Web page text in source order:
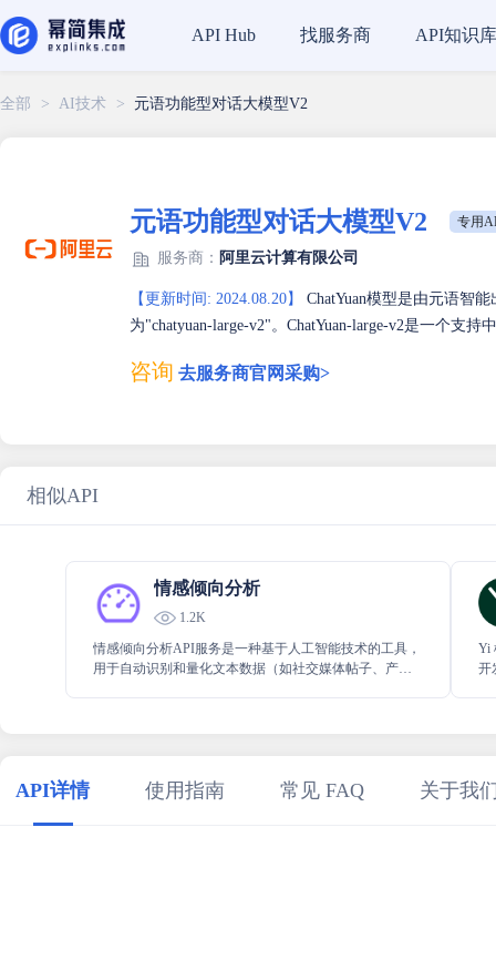
API Hub 找服务商 API知识库
全部 > AI技术 > 元语功能型对话大模型V2
元语功能型对话大模型V2 专用
服务商： 阿里云计算有限公司
【更新时间: 2024.08.20】
ChatYuan模型是由元语智
为"chatyuan-large-v2"。ChatYuan-large-v2是一个支
咨询 去服务商官网采购>
相似API
情感倾向分析
1.2K
情感倾向分析API服务是一种基于人工智能技术的工具，
用于自动识别和量化文本数据（如社交媒体帖子、产品
Yi
开
API详情 使用指南 常见 FAQ 关于我